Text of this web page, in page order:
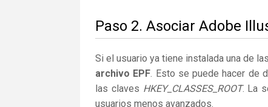
Paso 2. Asociar Adobe
Si el usuario ya tiene instalada una de
archivo EPF. Esto se puede hacer de
las claves HKEY_CLASSES_ROOT. La
usuarios menos avanzados.